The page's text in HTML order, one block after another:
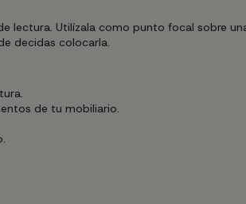
lectura. Utilízala como punto focal sobre
decidas colocarla.
de tu mobiliario.